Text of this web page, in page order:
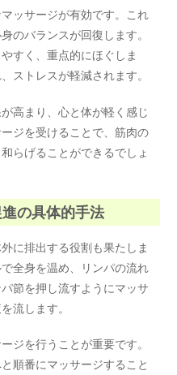
ッサージが有効です。これ
のバランスが回復します。
すく、重点的にほぐしま
ストレスが軽減されます。
高まり、心と体が軽く感じ
ジを受けることで、筋肉の
らげることができるでしょ
の具体的手法
に排出する役割も果たしま
全身を温め、リンパの流れ
節を押し流すようにマッサ
流します。
ジを行うことが重要です。
順番にマッサージすること